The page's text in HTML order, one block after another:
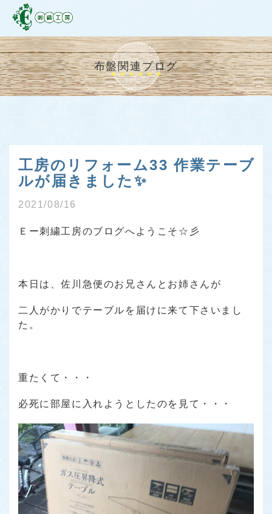
布盤関連ブログ
工房のリフォーム33 作業テーブ
ルが届きました✨
2021/08/16
Ｅー刺繍工房のブログへようこそ☆彡
本日は、佐川急便のお兄さんとお姉さんが
二人がかりでテーブルを届けに来て下さいまし
た。
重たくて・・・
必死に部屋に入れようとしたのを見て・・・